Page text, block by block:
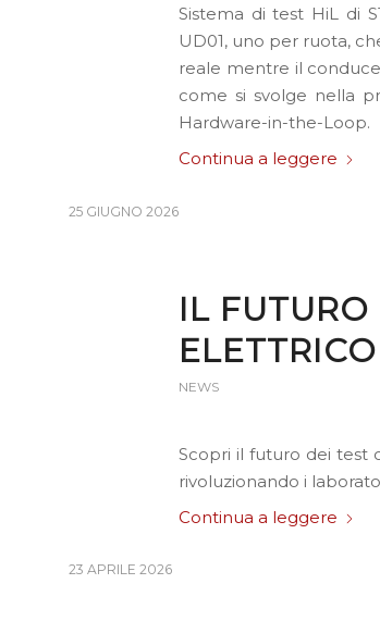
Sistema di test HiL di
UD01, uno per ruota,
reale mentre il
come si svolge nella
Hardware-in-the-Loop.
Continua a leggere
25 GIUGNO 2026
IL
ELETTRICO
NEWS
Scopri il futuro dei test
rivoluzionando i
Continua a leggere
23 APRILE 2026